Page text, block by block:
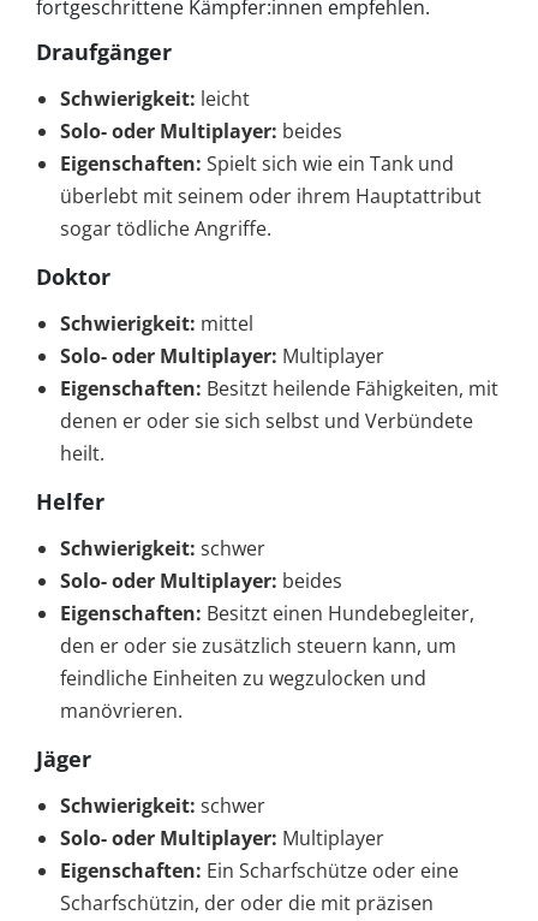
fortgeschrittene Kämpfer:innen empfehlen.
Draufgänger
Schwierigkeit: leicht
Solo- oder Multiplayer: beides
Eigenschaften: Spielt sich wie ein Tank und
überlebt mit seinem oder ihrem Hauptattribut
sogar tödliche Angriffe.
Doktor
Schwierigkeit: mittel
Solo- oder Multiplayer: Multiplayer
Eigenschaften: Besitzt heilende Fähigkeiten, mit
denen er oder sie sich selbst und Verbündete
heilt.
Helfer
Schwierigkeit: schwer
Solo- oder Multiplayer: beides
Eigenschaften: Besitzt einen Hundebegleiter,
den er oder sie zusätzlich steuern kann, um
feindliche Einheiten zu wegzulocken und
manövrieren.
Jäger
Schwierigkeit: schwer
Solo- oder Multiplayer: Multiplayer
Eigenschaften: Ein Scharfschütze oder eine
Scharfschützin, der oder die mit präzisen